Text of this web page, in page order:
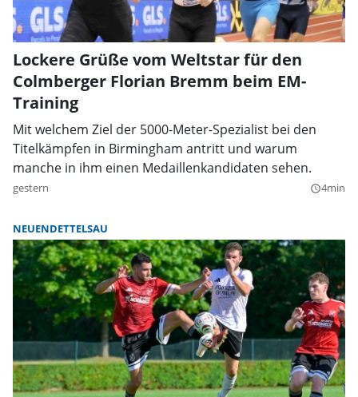
Lockere Grüße vom Weltstar für den
Colmberger Florian Bremm beim EM-
Training
Mit welchem Ziel der 5000-Meter-Spezialist bei den
Titelkämpfen in Birmingham antritt und warum
manche in ihm einen Medaillenkandidaten sehen.
gestern query_builder4min
NEUENDETTELSAU